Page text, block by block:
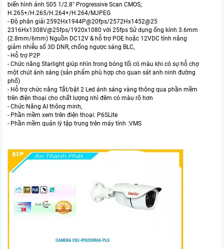
biến hình ảnh S05 1/2.8" Progressive Scan CMOS;
H.265+/H.265/H.264+/H.264/MJPEG
- Độ phân giải 2592Hx1944P@20fps/2572Hx1452@25
2316Hx1308V@25fps/1920x1080 với 25fps Sử dụng ống kính 3.6mm
(2.8mm/6mm) Nguồn DC12V & hỗ trợ POE hoặc 12VDC tính năng
giảm nhiễu số 3D DNR, chống ngược sáng BLC,
- Hỗ trợ P2P
- Chức năng Starlight giúp nhìn trong bóng tối có màu khi có sự hỗ chợ
một chút ánh sáng (sản phẩm phù hợp cho quan sát anh ninh đường
phố)
- Hỗ trợ chức năng Tắt/bật 2 Led ánh sáng vàng thông qua phần mềm
trên điện thoại cho chất lượng nhì đêm có màu rõ hơn
- Chức Năng AI thông minh,
- Phần mềm xem trên điện thoại: P6SLite
- Phần mềm quản lý tập trung trên máy tính :VMS